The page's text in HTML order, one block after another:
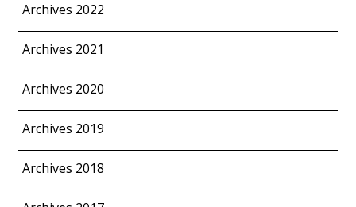
Archives 2022
Archives 2021
Archives 2020
Archives 2019
Archives 2018